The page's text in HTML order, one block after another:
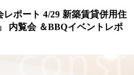
ポート 4/29 新築賃貸併用住
内覧会 ＆BBQイベントレポ